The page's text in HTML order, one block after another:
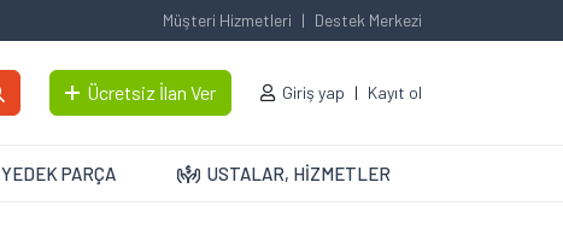
Müşteri Hizmetleri Destek Merkezi
Ücretsiz İlan Ver Giriş yap Kayıt ol
YEDEK PARÇA USTALAR, HİZMETLER